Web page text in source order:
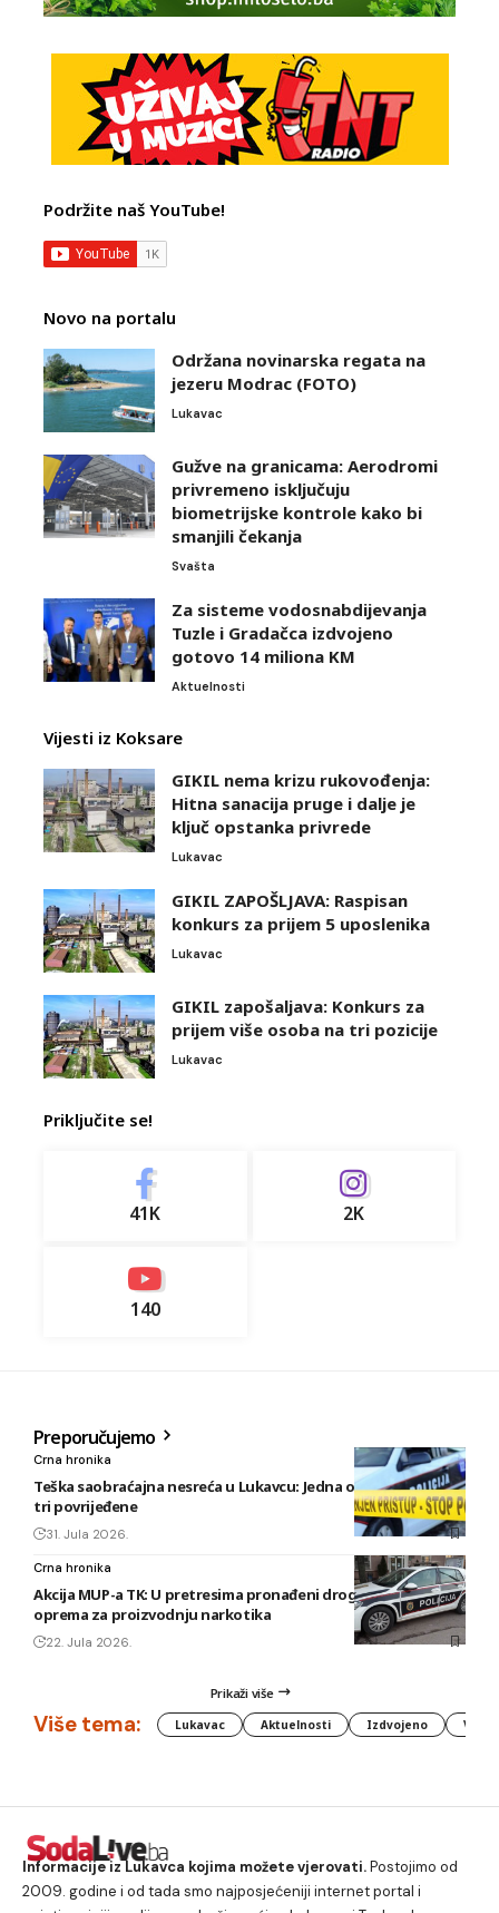
Podržite naš YouTube!
Novo na portalu
Održana novinarska regata na
jezeru Modrac (FOTO)
Lukavac
Gužve na granicama: Aerodromi
privremeno isključuju
biometrijske kontrole kako bi
smanjili čekanja
Svašta
Za sisteme vodosnabdijevanja
Tuzle i Gradačca izdvojeno
gotovo 14 miliona KM
Aktuelnosti
Vijesti iz Koksare
GIKIL nema krizu rukovođenja:
Hitna sanacija pruge i dalje je
ključ opstanka privrede
Lukavac
GIKIL ZAPOŠLJAVA: Raspisan
konkurs za prijem 5 uposlenika
Lukavac
GIKIL zapošaljava: Konkurs za
prijem više osoba na tri pozicije
Lukavac
Priključite se!
41K 2K
140
Preporučujemo
Crna hronika
Teška saobraćajna nesreća u Lukavcu: Jedna osoba poginula,
tri povrijeđene
31. Jula 2026.
Crna hronika
Akcija MUP-a TK: U pretresima pronađeni droga, oružje i
oprema za proizvodnju narkotika
22. Jula 2026.
Prikaži više
Više tema: Lukavac Aktuelnosti Izdvojeno
Informacije iz Lukavca kojima možete vjerovati.Postojimo od
2009. godine i od tada smo najposjećeniji internet portal i